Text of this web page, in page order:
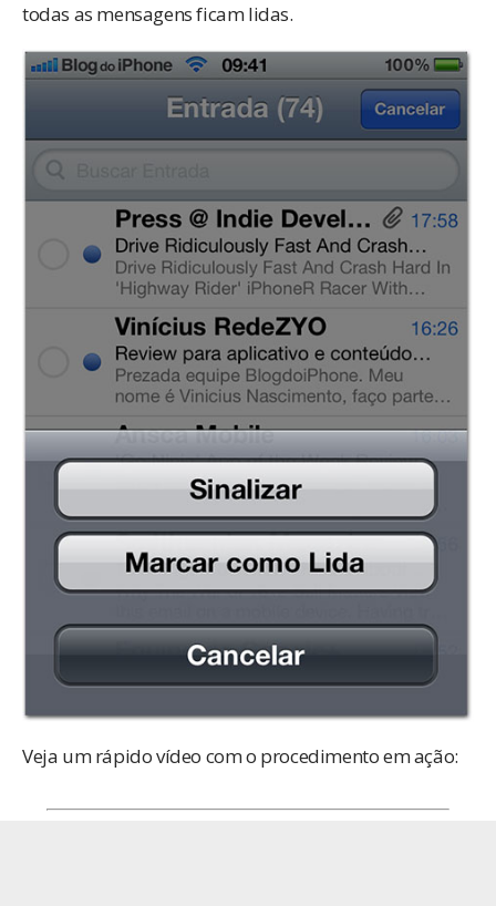
todas as mensagens ficam lidas.
Veja um rápido vídeo com o procedimento em ação: